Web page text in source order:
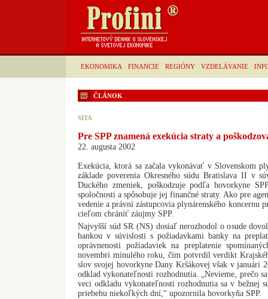
EKONOMIKA FINANCIE REGIÓNY VZDELÁVANIE
ČLÁNOK
SITA
Pre SPP znamená exekúcia straty a
22. augusta 2002
Exekúcia, ktorá sa začala vykonávať v Slovenskom
základe poverenia Okresného súdu Bratislava II v
Duckého zmeniek, poškodzuje podľa hovorkyne
spoločnosti a spôsobuje jej finančné straty. Ako pre
vedenie a právni zástupcovia plynárenského koncernu
cieľom chrániť záujmy SPP.
Najvyšší súd SR (NS) dosiaľ nerozhodol o osude
bankou v súvislosti s požiadavkami banky na
oprávnenosti požiadaviek na preplatenie
novembri minulého roku, čím potvrdil verdikt
slov svojej hovorkyne Dany Kršákovej však v januári
odklad vykonateľnosti rozhodnutia. „Nevieme, prečo
veci odkladu vykonateľnosti rozhodnutia sa v bežnej
priebehu niekoľkých dní,“ upozornila hovorkyňa SPP.